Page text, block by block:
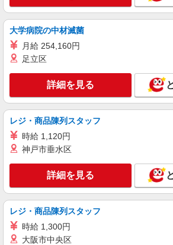
大学病院の中材滅菌
月給 254,160円
足立区
詳細を見る
レジ・商品陳列スタッフ
時給 1,120円
神戸市垂水区
詳細を見る
レジ・商品陳列スタッフ
時給 1,300円
大阪市中央区